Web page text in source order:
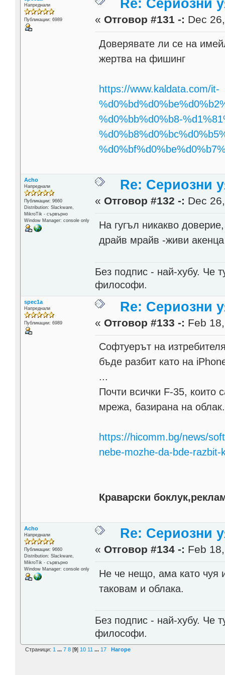
Напреднали
Публикации: 6989
Re: Сериозни
« Отговор #131 -: Dec
Доверявате ли се на
жертва на фишинг
https://www.kaldata.com/it-
%d0%bb%d0%b8-
Acho
Напреднали
Публикации: 9660
Distribution: Slackware,
MikroTik - сървърно
Window Manager: console only
Re: Сериозни
« Отговор #132 -: Dec
На гугъл никакво
драйв мрайв -живи
Без подпис - най-хубу. Че
философи.
spec1a
Напреднали
Публикации: 6989
Re: Сериозни
« Отговор #133 -: Feb
Софтуерът на
бъде разбит като на
...
Почти всички F-35, които
мрежа, базирана на облак.
https://hicomm.bg/news/
nebe-mozhe-da-bde-
Краварски
Acho
Напреднали
Публикации: 9660
Distribution: Slackware,
MikroTik - сървърно
Window Manager: console only
Re: Сериозни
« Отговор #134 -: Feb
Не че нещо, ама като чуя
таковам и облака.
Без подпис - най-хубу. Че
философи.
Страници: 1 ... 7 8 [9] 10 11 ... 17 Нагоре